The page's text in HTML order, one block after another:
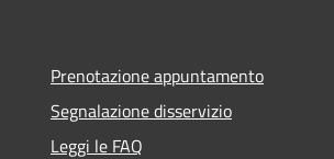
Prenotazione appuntamento
Segnalazione disservizio
Leggi le FAQ